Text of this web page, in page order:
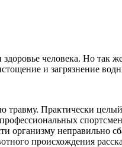
человека. Но так
и загрязнение
Практически
организму неправильно
происхождения